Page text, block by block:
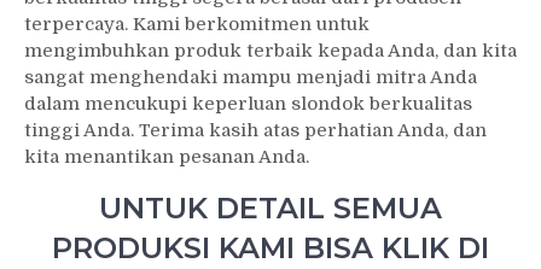
terpercaya. Kami berkomitmen untuk
mengimbuhkan produk terbaik kepada Anda, dan kita
sangat menghendaki mampu menjadi mitra Anda
dalam mencukupi keperluan slondok berkualitas
tinggi Anda. Terima kasih atas perhatian Anda, dan
kita menantikan pesanan Anda.
UNTUK DETAIL SEMUA
PRODUKSI KAMI BISA KLIK DI